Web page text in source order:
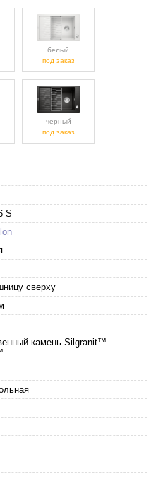
белый
под заказ
черный
под заказ
S
сверху
камень Silgranit™